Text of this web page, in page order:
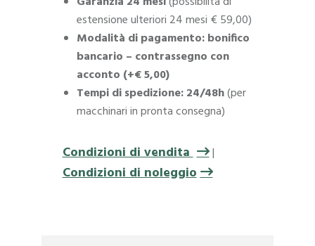
estensione ulteriori 24 mesi € 59,00)
Modalità di pagamento: bonifico
bancario – contrassegno con
acconto (+€ 5,00)
Tempi di spedizione: 24/48h(per
macchinari in pronta consegna)
Condizioni di vendita |
Condizioni di noleggio